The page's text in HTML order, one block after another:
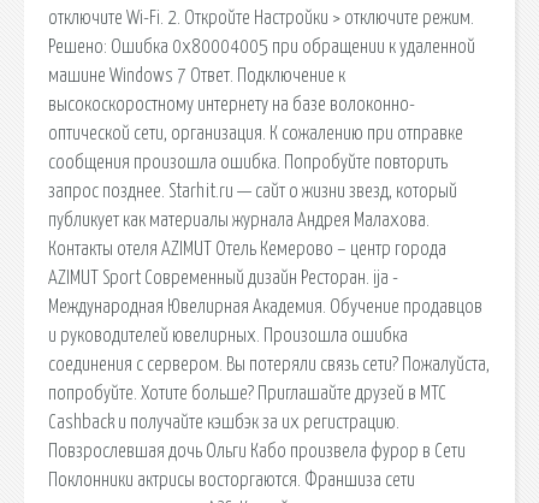
отключите Wi-Fi. 2. Откройте Настройки > отключите режим.
Решено: Ошибка 0x80004005 при обращении к удаленной
машине Windows 7 Ответ. Подключение к
высокоскоростному интернету на базе волоконно-
оптической сети, организация. К сожалению при отправке
сообщения произошла ошибка. Попробуйте повторить
запрос позднее. Starhit.ru — сайт о жизни звезд, который
публикует как материалы журнала Андрея Малахова.
Контакты отеля AZIMUT Отель Кемерово – центр города
AZIMUT Sport Современный дизайн Ресторан. ija -
Международная Ювелирная Академия. Обучение продавцов
и руководителей ювелирных. Произошла ошибка
соединения с сервером. Вы потеряли связь сети? Пожалуйста,
попробуйте. Хотите больше? Приглашайте друзей в МТС
Cashback и получайте кэшбэк за их регистрацию.
Повзрослевшая дочь Ольги Кабо произвела фурор в Сети
Поклонники актрисы восторгаются. Франшиза сети